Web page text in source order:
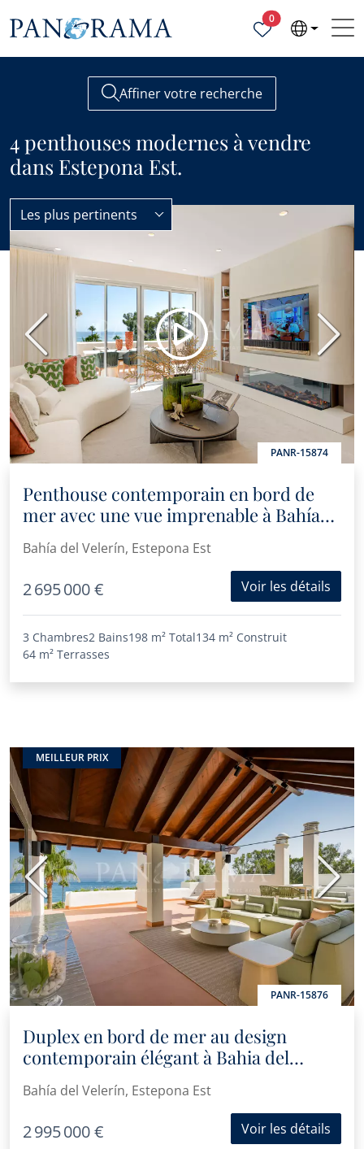
0Propriétés
Affiner votre recherche
4 penthouses modernes à vendre
dans Estepona Est.
Penthouses
Les plus pertinents
MEILLEUR PRIX
PANR-15874
Précédent
Penthouse contemporain en bord de
mer avec une vue imprenable à Bahía
del Velerín, Estepona
Bahía del Velerín, Estepona Est
2 695 000 € Voir les détails
3 Chambres2 Bains198 m² Total134 m² Construit
64 m² Terrasses
MEILLEUR PRIX
PANR-15876
Précédent
Duplex en bord de mer au design
contemporain élégant à Bahia del
Velerin, Estepona
Bahía del Velerín, Estepona Est
2 995 000 € Voir les détails